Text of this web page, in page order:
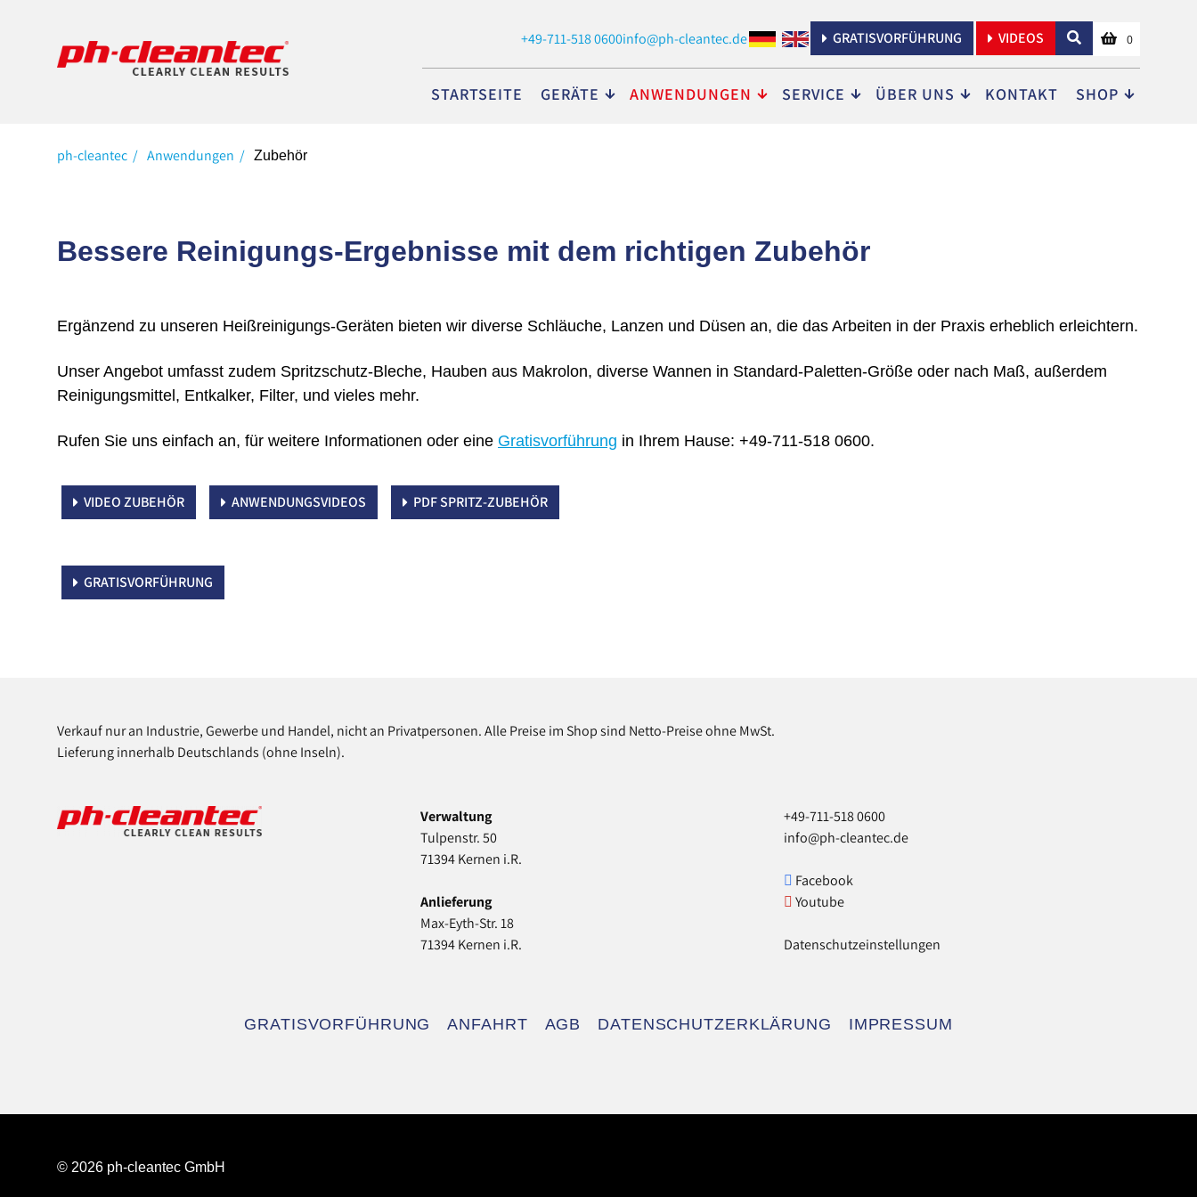
+49-711-518 0600info@ph-cleantec.de GRATISVORFÜHRUNG VIDEOS 0
überspringen
STARTSEITE GERÄTE ANWENDUNGEN SERVICE ÜBER UNS KONTAKT SHOP
ph-cleantec Anwendungen Zubehör
Bessere Reinigungs-Ergebnisse mit dem richtigen Zubehör
Ergänzend zu unseren Heißreinigungs-Geräten bieten wir diverse Schläuche, Lanzen und Düsen an, die das Arbeiten in der Praxis erheblich erleichtern.
Unser Angebot umfasst zudem Spritz­schutz-Bleche, Hauben aus Makrolon, diverse Wannen in Standard-Paletten-Größe oder nach Maß, außerdem
Reinigungsmittel, Ent­kalker, Filter, und vieles mehr.
Rufen Sie uns einfach an, für weitere Informa­tionen oder eine Gratisvorführung in Ihrem Hause: +49-711-518 0600.
VIDEO ZUBEHÖR ANWENDUNGSVIDEOS PDF SPRITZ-ZUBEHÖR
GRATISVORFÜHRUNG
Verkauf nur an Industrie, Gewerbe und Handel, nicht an Privatpersonen. Alle Preise im Shop sind Netto-Preise ohne MwSt.
Lieferung innerhalb Deutschlands (ohne Inseln).
Verwaltung
Tulpenstr. 50
71394 Kernen i.R.
Anlieferung
Max-Eyth-Str. 18
71394 Kernen i.R.
+49-711-518 0600
info@ph-cleantec.de
Facebook
Youtube
Datenschutzeinstellungen
GRATISVORFÜHRUNG ANFAHRT AGB DATENSCHUTZERKLÄRUNG IMPRESSUM
© 2026 ph-cleantec GmbH